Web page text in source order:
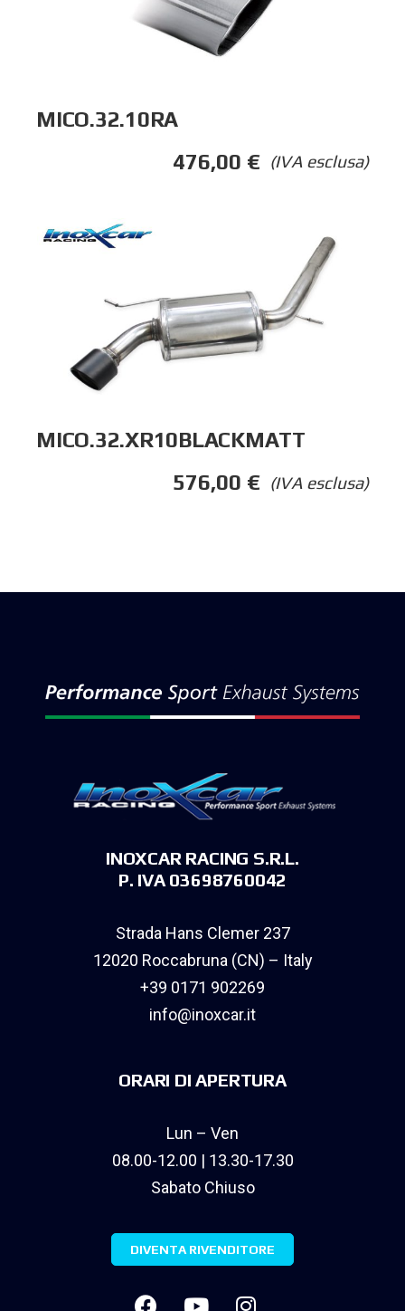
MICO.32.10RA
(IVA esclusa)
476,00 €
MICO.32.XR10BLACKMATT
(IVA esclusa)
576,00 €
INOXCAR RACING S.R.L.
P. IVA 03698760042
Strada Hans Clemer 237
12020 Roccabruna (CN) – Italy
+39 0171 902269
info@inoxcar.it
ORARI DI APERTURA
Lun – Ven
08.00-12.00 | 13.30-17.30
Sabato Chiuso
DIVENTA RIVENDITORE